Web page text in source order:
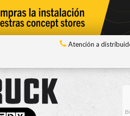
Atención a